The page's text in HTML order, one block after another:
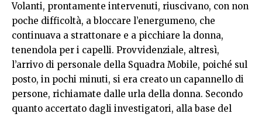
Volanti, prontamente intervenuti, riuscivano, con non
poche difficoltà, a bloccare l’energumeno, che
continuava a strattonare e a picchiare la donna,
tenendola per i capelli. Provvidenziale, altresì,
l’arrivo di personale della Squadra Mobile, poiché sul
posto, in pochi minuti, si era creato un capannello di
persone, richiamate dalle urla della donna. Secondo
quanto accertato dagli investigatori, alla base del